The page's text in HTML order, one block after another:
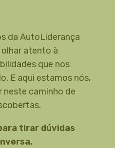
da AutoLiderança
atento à
que nos
E aqui estamos nós,
neste caminho de
tirar dúvidas